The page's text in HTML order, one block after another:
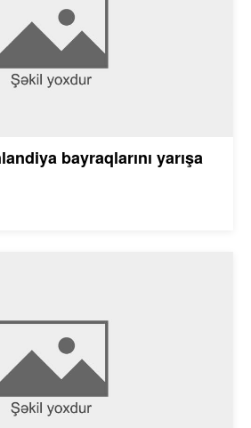
bayraqlarını yarışa